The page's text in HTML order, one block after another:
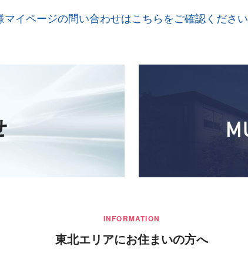
マイページの問い合わせはこちらをご確認ください
INFORMATION
東北エリアにお住まいの方へ